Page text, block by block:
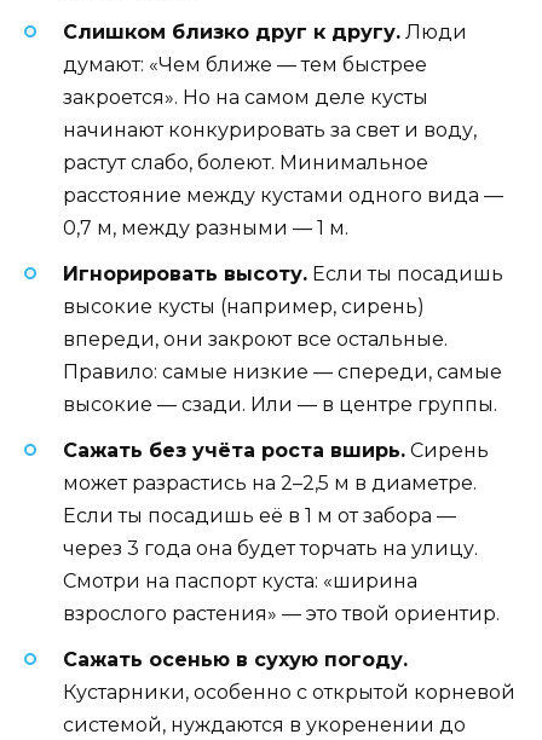
Слишком близко друг к другу. Люди
думают: «Чем ближе — тем быстрее
закроется». Но на самом деле кусты
начинают конкурировать за свет и воду,
растут слабо, болеют. Минимальное
расстояние между кустами одного вида —
0,7 м, между разными — 1 м.
Игнорировать высоту. Если ты посадишь
высокие кусты (например, сирень)
впереди, они закроют все остальные.
Правило: самые низкие — спереди, самые
высокие — сзади. Или — в центре группы.
Сажать без учёта роста вширь. Сирень
может разрастись на 2–2,5 м в диаметре.
Если ты посадишь её в 1 м от забора —
через 3 года она будет торчать на улицу.
Смотри на паспорт куста: «ширина
взрослого растения» — это твой ориентир.
Сажать осенью в сухую погоду.
Кустарники, особенно с открытой корневой
системой, нуждаются в укоренении до